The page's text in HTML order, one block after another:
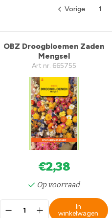
Vorige 1
OBZ Droogbloemen Zaden
Mengsel
Art nr. 665755
€2,38
Op voorraad
In
winkelwagen